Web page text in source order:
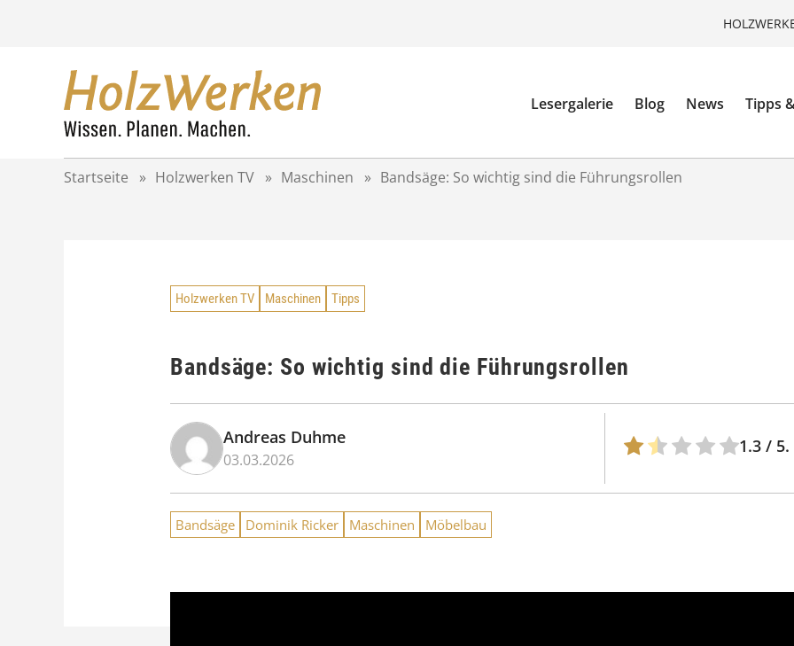
Lesergalerie Blog News Tipps
Startseite » Holzwerken TV » Maschinen » Bandsäge: So wichtig sind die Führungsrollen
Holzwerken TV Maschinen Tipps
Bandsäge: So wichtig sind die Führungsrollen
Andreas Duhme
03.03.2026
1.3 / 5.
Bandsäge Dominik Ricker Maschinen Möbelbau